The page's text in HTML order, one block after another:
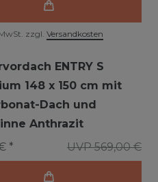
zzgl. Versandkosten
ENTRY S
148 x 150 cm mit
Dach und
Anthrazit
UVP 569,00 €
*